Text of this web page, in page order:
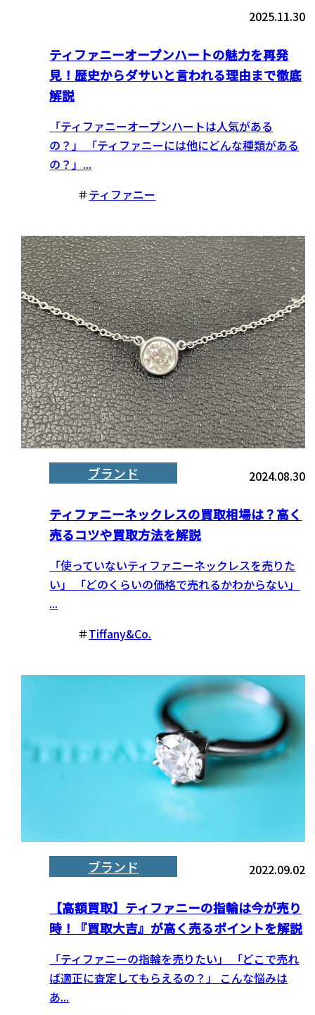
2025.11.30
ティファニーオープンハートの魅力を再発
見！歴史からダサいと言われる理由まで徹底
解説
「ティファニーオープンハートは人気がある
の？」 「ティファニーには他にどんな種類がある
の？」...
＃ティファニー
ブランド 2024.08.30
ティファニーネックレスの買取相場は？高く
売るコツや買取方法を解説
「使っていないティファニーネックレスを売りた
い」 「どのくらいの価格で売れるかわからない」
...
＃Tiffany&Co.
ブランド 2022.09.02
【高額買取】ティファニーの指輪は今が売り
時！『買取大吉』が高く売るポイントを解説
「ティファニーの指輪を売りたい」 「どこで売れ
ば適正に査定してもらえるの？」 こんな悩みは
あ...